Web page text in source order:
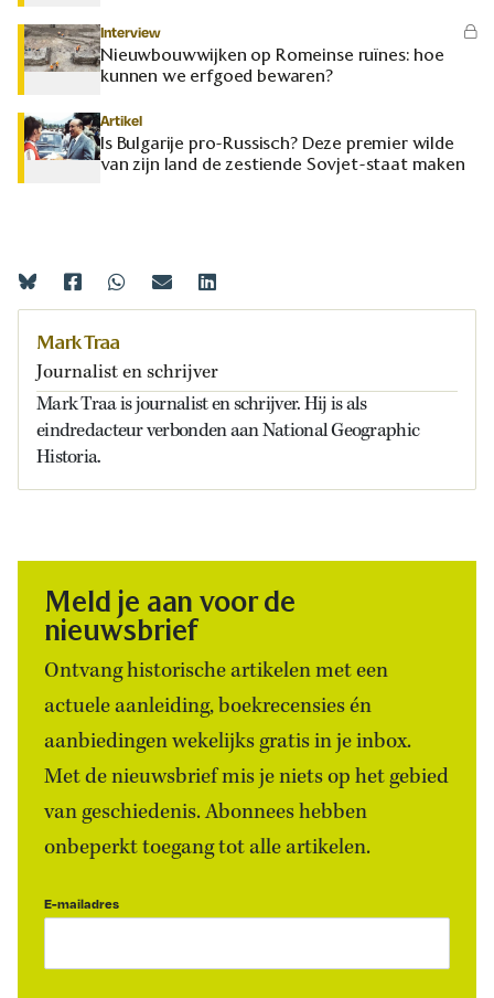
Interview
Nieuwbouwwijken op Romeinse ruïnes: hoe
kunnen we erfgoed bewaren?
Artikel
Is Bulgarije pro-Russisch? Deze premier wilde
van zijn land de zestiende Sovjet-staat maken
Mark Traa
Journalist en schrijver
Mark Traa is journalist en schrijver. Hij is als
eindredacteur verbonden aan National Geographic
Historia.
Meld je aan voor de
nieuwsbrief
Ontvang historische artikelen met een
actuele aanleiding, boekrecensies én
aanbiedingen wekelijks gratis in je inbox.
Met de nieuwsbrief mis je niets op het gebied
van geschiedenis. Abonnees hebben
onbeperkt toegang tot alle artikelen.
E-mailadres